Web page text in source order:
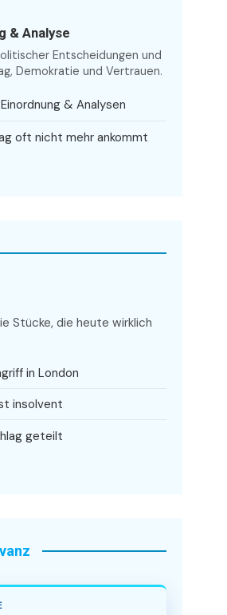
& Analyse
Entscheidungen und
Demokratie und Vertrauen.
& Analysen
oft nicht mehr ankommt
Stücke, die heute wirklich
in London
insolvent
geteilt